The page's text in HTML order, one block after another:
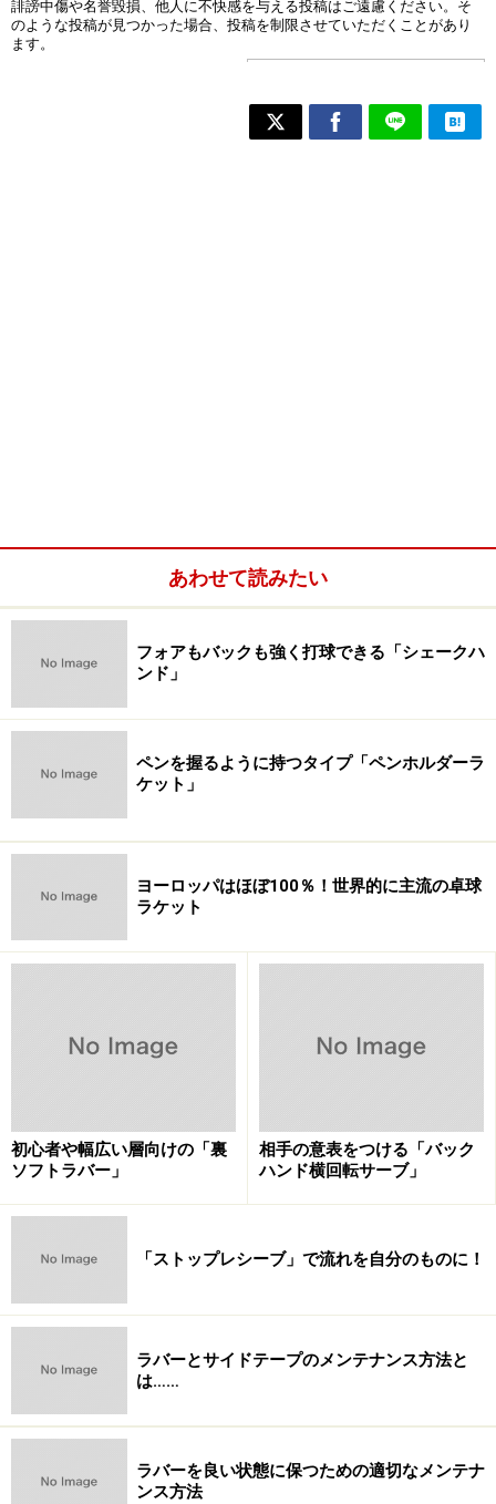
あわせて読みたい
フォアもバックも強く打球できる「シェークハ
ンド」
ペンを握るように持つタイプ「ペンホルダーラ
ケット」
ヨーロッパはほぼ100％！世界的に主流の卓球
ラケット
初心者や幅広い層向けの「裏
ソフトラバー」
相手の意表をつける「バック
ハンド横回転サーブ」
「ストップレシーブ」で流れを自分のものに！
ラバーとサイドテープのメンテナンス方法と
は……
ラバーを良い状態に保つための適切なメンテナ
ンス方法